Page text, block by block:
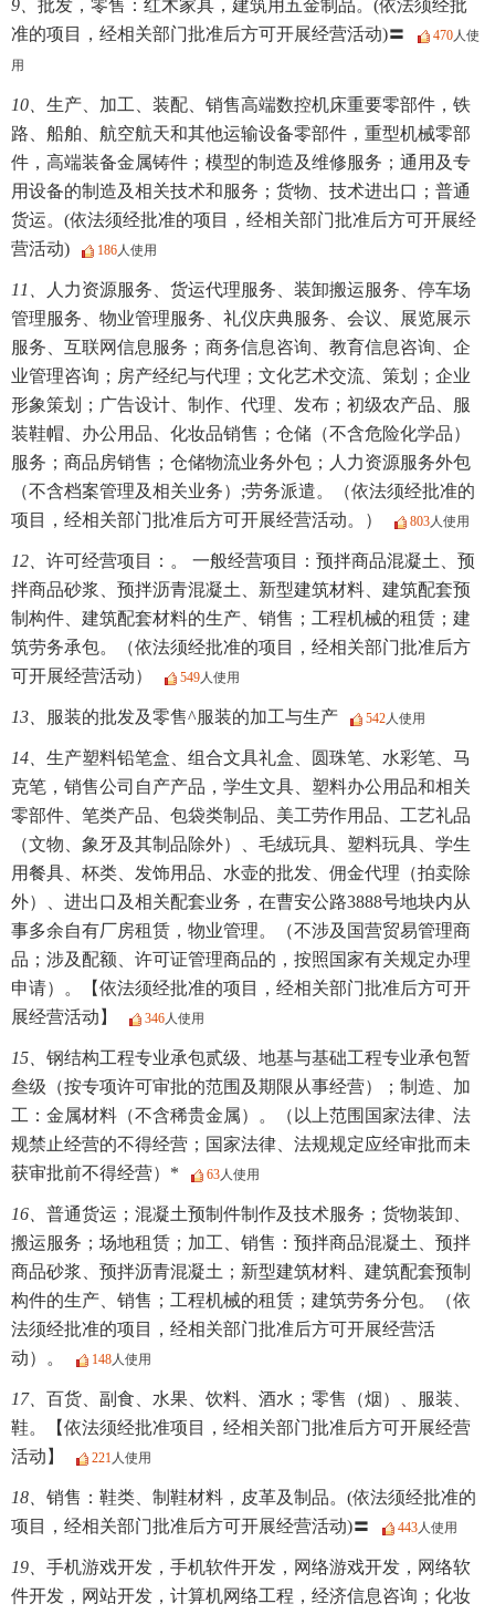
9、 批发，零售：红木家具，建筑用五金制品。(依法须经批
准的项目，经相关部门批准后方可开展经营活动)〓
470人使
用
10、 生产、加工、装配、销售高端数控机床重要零部件，铁
路、船舶、航空航天和其他运输设备零部件，重型机械零部
件，高端装备金属铸件；模型的制造及维修服务；通用及专
用设备的制造及相关技术和服务；货物、技术进出口；普通
货运。(依法须经批准的项目，经相关部门批准后方可开展经
营活动)
186人使用
11、
人力资源服务、货运代理服务、装卸搬运服务、停车场
管理服务、物业管理服务、礼仪庆典服务、会议、展览展示
服务、互联网信息服务；商务信息咨询、教育信息咨询、企
业管理咨询；房产经纪与代理；文化艺术交流、策划；企业
形象策划；广告设计、制作、代理、发布；初级农产品、服
装鞋帽、办公用品、化妆品销售；仓储（不含危险化学品）
服务；商品房销售；仓储物流业务外包；人力资源服务外包
（不含档案管理及相关业务）;劳务派遣。（依法须经批准的
项目，经相关部门批准后方可开展经营活动。）
803人使用
12、 许可经营项目：。 一般经营项目：预拌商品混凝土、预
拌商品砂浆、预拌沥青混凝土、新型建筑材料、建筑配套预
制构件、建筑配套材料的生产、销售；工程机械的租赁；建
筑劳务承包。（依法须经批准的项目，经相关部门批准后方
可开展经营活动）
549人使用
13、 服装的批发及零售^服装的加工与生产 542人使用
14、 生产塑料铅笔盒、组合文具礼盒、圆珠笔、水彩笔、马
克笔，销售公司自产产品，学生文具、塑料办公用品和相关
零部件、笔类产品、包袋类制品、美工劳作用品、工艺礼品
（文物、象牙及其制品除外）、毛绒玩具、塑料玩具、学生
用餐具、杯类、发饰用品、水壶的批发、佣金代理（拍卖除
外）、进出口及相关配套业务，在曹安公路3888号地块内从
事多余自有厂房租赁，物业管理。（不涉及国营贸易管理商
品；涉及配额、许可证管理商品的，按照国家有关规定办理
申请）。【依法须经批准的项目，经相关部门批准后方可开
展经营活动】
346人使用
15、 钢结构工程专业承包贰级、地基与基础工程专业承包暂
叁级（按专项许可审批的范围及期限从事经营）；制造、加
工：金属材料（不含稀贵金属）。（以上范围国家法律、法
规禁止经营的不得经营；国家法律、法规规定应经审批而未
获审批前不得经营）*
63人使用
16、 普通货运；混凝土预制件制作及技术服务；货物装卸、
搬运服务；场地租赁；加工、销售：预拌商品混凝土、预拌
商品砂浆、预拌沥青混凝土；新型建筑材料、建筑配套预制
构件的生产、销售；工程机械的租赁；建筑劳务分包。（依
法须经批准的项目，经相关部门批准后方可开展经营活
动）。
148人使用
17、 百货、副食、水果、饮料、酒水；零售（烟）、服装、
鞋。【依法须经批准项目，经相关部门批准后方可开展经营
活动】
221人使用
18、 销售：鞋类、制鞋材料，皮革及制品。(依法须经批准的
项目，经相关部门批准后方可开展经营活动)〓
443人使用
19、 手机游戏开发，手机软件开发，网络游戏开发，网络软
件开发，网站开发，计算机网络工程，经济信息咨询；化妆